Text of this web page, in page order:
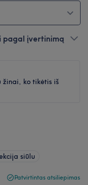
pagal įvertinimą
žinai, ko tikėtis iš
siūlu
Patvirtintas atsiliepimas